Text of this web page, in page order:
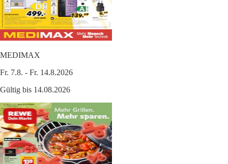
MEDIMAX
Fr. 7.8. - Fr. 14.8.2026
Gültig bis 14.08.2026